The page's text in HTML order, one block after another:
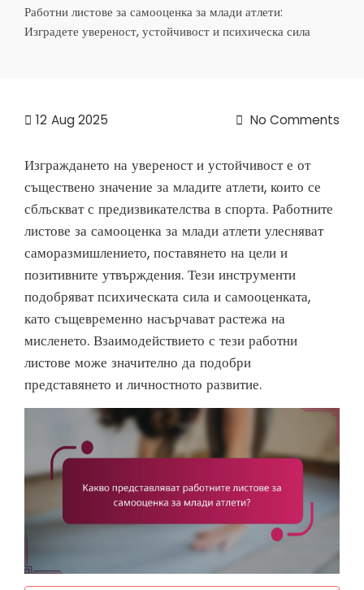
Работни листове за самооценка за млади атлети:
Изградете увереност, устойчивост и психическа сила
12 Aug 2025 No Comments
Изграждането на увереност и устойчивост е от
съществено значение за младите атлети, които се
сблъскват с предизвикателства в спорта. Работните
листове за самооценка за млади атлети улесняват
саморазмишлението, поставянето на цели и
позитивните утвърждения. Тези инструменти
подобряват психическата сила и самооценката,
като същевременно насърчават растежа на
мисленето. Взаимодействието с тези работни
листове може значително да подобри
представянето и личностното развитие.